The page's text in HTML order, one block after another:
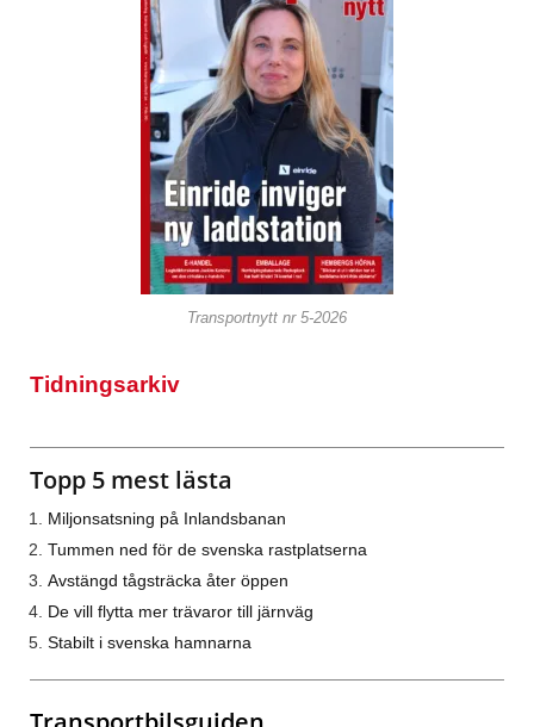
Transportnytt nr 5-2026
Tidningsarkiv
Topp 5 mest lästa
Miljonsatsning på Inlandsbanan
Tummen ned för de svenska rastplatserna
Avstängd tågsträcka åter öppen
De vill flytta mer trävaror till järnväg
Stabilt i svenska hamnarna